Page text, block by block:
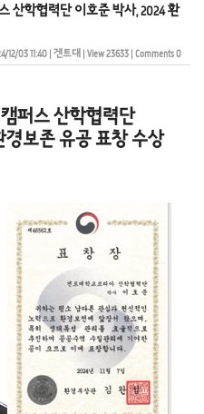
산학협력단 이호준 박사, 2024 환
12/03 11:40| 겐트대| View 23633| Comments 0
퍼스 산학협력단
경보존 유공 표창 수상